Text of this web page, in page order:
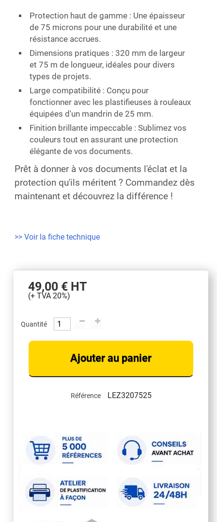
Protection haut de gamme : Une épaisseur
de 75 microns pour une durabilité et une
résistance accrues.
Dimensions pratiques : 320 mm de largeur
et 75 m de longueur, idéales pour divers
types de projets.
Large compatibilité : Conçu pour
fonctionner avec les plastifieuses à rouleaux
équipées d'un mandrin de 25 mm.
Finition brillante impeccable : Sublimez vos
couleurs tout en assurant une protection
élégante de vos documents.
Prêt à donner à vos documents l'éclat et la
protection qu'ils méritent ? Commandez dès
maintenant et découvrez la différence !
>> Voir la fiche technique
49,00 € HT
(+ TVA 20%)
Quantité
Ajouter au panier
Référence LEZ3207525